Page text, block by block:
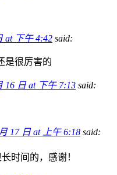
at 下午 4:42 said:
是很厉害的
16 日 at 下午 7:13 said:
17 日 at 上午 6:18 said:
时间的，感谢！